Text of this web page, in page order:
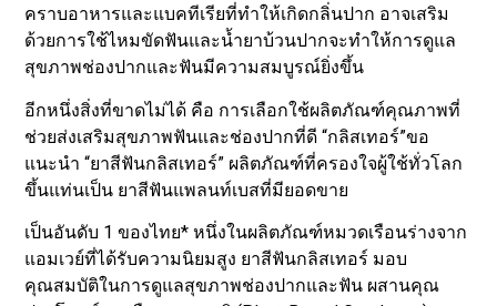
คราบอาหารและแบคทีเรียที่ทำให้เกิดกลิ่นปาก อาจเสริม
ด้วยการใช้ไหมขัดฟันและน้ำยาบ้วนปากจะทำให้การดูแล
สุขภาพช่องปากและฟันมีความสมบูรณ์ยิ่งขึ้น
อีกหนึ่งสิ่งที่ขาดไม่ได้ คือ การเลือกใช้ผลิตภัณฑ์คุณภาพที่
ช่วยส่งเสริมสุขภาพฟันและช่องปากที่ดี “กลิสเทอร์”ขอ
แนะนำ “ยาสีฟันกลิสเทอร์” ผลิตภัณฑ์ที่ครองใจผู้ใช้ทั่วโลก
ขึ้นแท่นเป็น ยาสีฟันแพลนท์เบสที่มียอดขาย
เป็นอันดับ 1 ของไทย* หนึ่งในผลิตภัณฑ์หมวดเรือนร่างจาก
แอมเวย์ที่ได้รับความนิยมสูง ยาสีฟันกลิสเทอร์ มอบ
คุณสมบัติในการดูแลสุขภาพช่องปากและฟัน ผสานคุณ